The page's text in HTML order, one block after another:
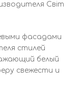
Cвіт
фасадами
стилей
белый
свежести и